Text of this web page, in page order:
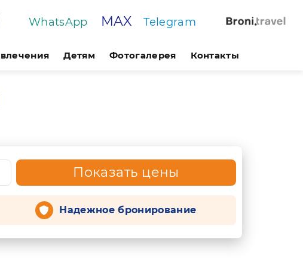
WhatsApp MAX Telegram
Детям Фотогалерея Контакты
Показать цены
Надежное бронирование